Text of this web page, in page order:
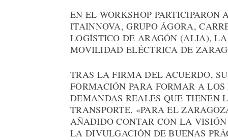
EN EL WORKSHOP
ITAINNOVA, GRUPO ÁGORA,
LOGÍSTICO DE ARAGÓN (ALIA),
MOVILIDAD ELÉCTRICA DE
TRAS LA FIRMA DEL ACUERDO,
FORMACIÓN PARA FORMAR A
DEMANDAS REALES QUE TIENEN
TRANSPORTE. «PARA EL
AÑADIDO CONTAR CON LA
LA DIVULGACIÓN DE BUENAS